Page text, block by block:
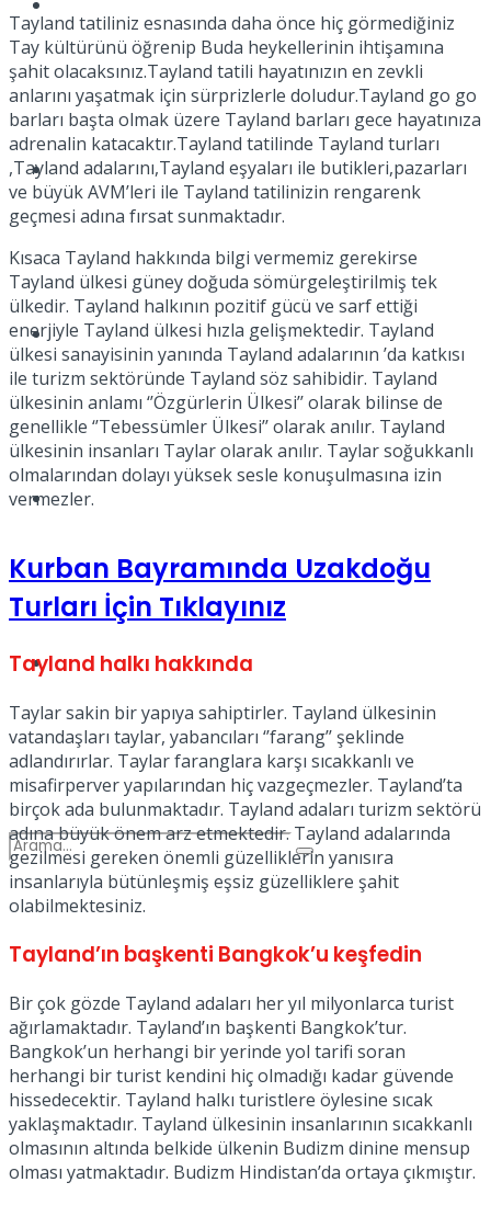
Sinema
Tatil
Spor
Podcast
No Result
View All Result
Tayland tatiliniz esnasında daha önce hiç görmediğiniz
Tay kültürünü öğrenip Buda heykellerinin ihtişamına
şahit olacaksınız.Tayland tatili hayatınızın en zevkli
anlarını yaşatmak için sürprizlerle doludur.Tayland go go
barları başta olmak üzere Tayland barları gece hayatınıza
adrenalin katacaktır.Tayland tatilinde Tayland turları
,Tayland adalarını,Tayland eşyaları ile butikleri,pazarları
ve büyük AVM’leri ile Tayland tatilinizin rengarenk
geçmesi adına fırsat sunmaktadır.
Kısaca Tayland hakkında bilgi vermemiz gerekirse
Tayland ülkesi güney doğuda sömürgeleştirilmiş tek
ülkedir. Tayland halkının pozitif gücü ve sarf ettiği
enerjiyle Tayland ülkesi hızla gelişmektedir. Tayland
ülkesi sanayisinin yanında Tayland adalarının ’da katkısı
ile turizm sektöründe Tayland söz sahibidir. Tayland
ülkesinin anlamı ‘’Özgürlerin Ülkesi’’ olarak bilinse de
genellikle ‘’Tebessümler Ülkesi’’ olarak anılır. Tayland
ülkesinin insanları Taylar olarak anılır. Taylar soğukkanlı
olmalarından dolayı yüksek sesle konuşulmasına izin
vermezler.
Kurban Bayramında Uzakdoğu
Turları İçin Tıklayınız
Tayland halkı hakkında
Taylar sakin bir yapıya sahiptirler. Tayland ülkesinin
vatandaşları taylar, yabancıları ‘’farang’’ şeklinde
adlandırırlar. Taylar faranglara karşı sıcakkanlı ve
misafirperver yapılarından hiç vazgeçmezler. Tayland’ta
birçok ada bulunmaktadır. Tayland adaları turizm sektörü
adına büyük önem arz etmektedir. Tayland adalarında
gezilmesi gereken önemli güzelliklerin yanısıra
insanlarıyla bütünleşmiş eşsiz güzelliklere şahit
olabilmektesiniz.
Tayland’ın başkenti Bangkok’u keşfedin
Bir çok gözde Tayland adaları her yıl milyonlarca turist
ağırlamaktadır. Tayland’ın başkenti Bangkok’tur.
Bangkok’un herhangi bir yerinde yol tarifi soran
herhangi bir turist kendini hiç olmadığı kadar güvende
hissedecektir. Tayland halkı turistlere öylesine sıcak
yaklaşmaktadır. Tayland ülkesinin insanlarının sıcakkanlı
olmasının altında belkide ülkenin Budizm dinine mensup
olması yatmaktadır. Budizm Hindistan’da ortaya çıkmıştır.